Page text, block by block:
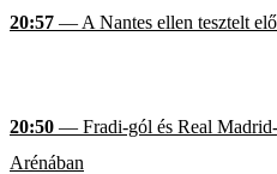
20:57 — A Nantes ellen tesztelt
20:50 — Fradi-gól és Real
Arénában